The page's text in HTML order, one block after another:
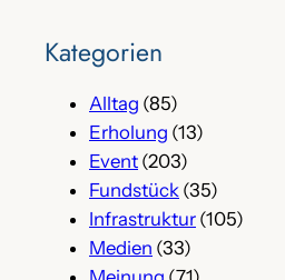
Kategorien
Alltag (85)
Erholung (13)
Event (203)
Fundstück (35)
Infrastruktur (105)
Medien (33)